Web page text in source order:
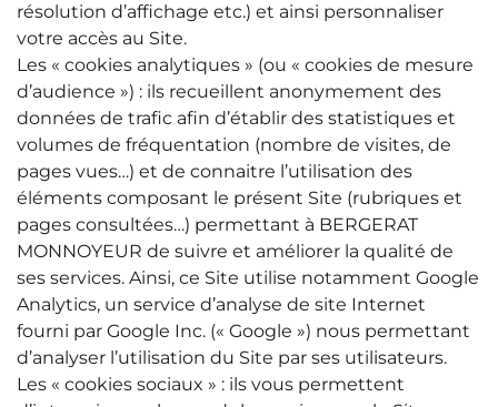
résolution d’affichage etc.) et ainsi personnaliser
votre accès au Site.
Les « cookies analytiques » (ou « cookies de mesure
d’audience ») : ils recueillent anonymement des
données de trafic afin d’établir des statistiques et
volumes de fréquentation (nombre de visites, de
pages vues…) et de connaitre l’utilisation des
éléments composant le présent Site (rubriques et
pages consultées…) permettant à BERGERAT
MONNOYEUR de suivre et améliorer la qualité de
ses services. Ainsi, ce Site utilise notamment Google
Analytics, un service d’analyse de site Internet
fourni par Google Inc. (« Google ») nous permettant
d’analyser l’utilisation du Site par ses utilisateurs.
Les « cookies sociaux » : ils vous permettent